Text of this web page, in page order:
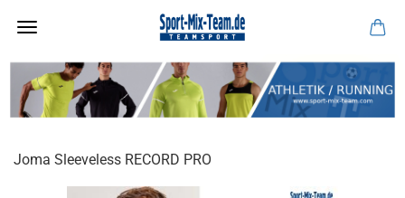
Joma Sleeveless RECORD PRO